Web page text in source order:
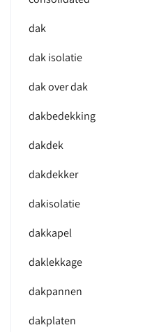
dak
dak isolatie
dak over dak
dakbedekking
dakdek
dakdekker
dakisolatie
dakkapel
daklekkage
dakpannen
dakplaten